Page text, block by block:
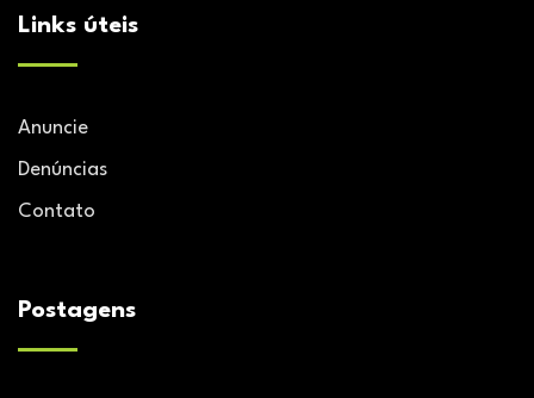
Links úteis
Anuncie
Denúncias
Contato
Postagens